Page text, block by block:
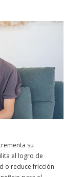
su
el logro de
o reduce fricción